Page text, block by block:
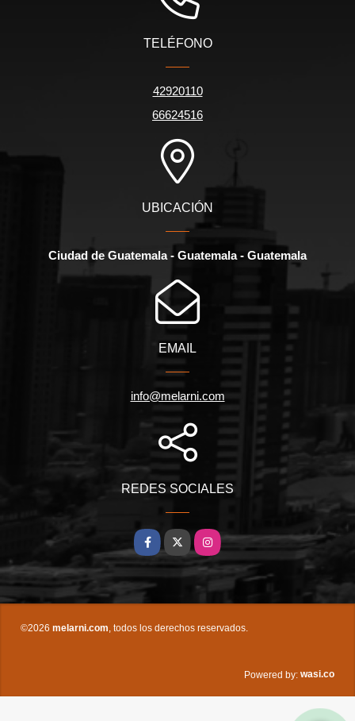
TELÉFONO
42920110
66624516
UBICACIÓN
Ciudad de Guatemala - Guatemala - Guatemala
EMAIL
info@melarni.com
REDES SOCIALES
Facebook
X Instagram
©2026 melarni.com, todos los derechos reservados.
Powered by: wasi.co